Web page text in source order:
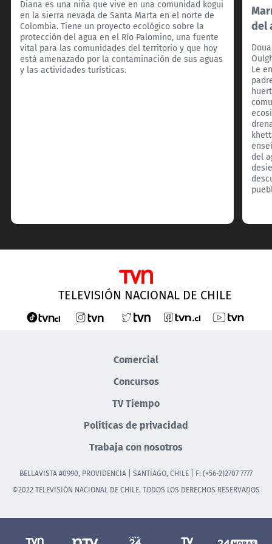
Diana es una niña que vive en una comunidad kogui
en la sierra nevada de Santa Marta en el norte de
Colombia. Tiene un proyecto ecológico sobre la
protección del agua en el Río Palomino, una fuente
vital para las comunidades del territorio y que hoy
está amenazado por la contaminación de sus aguas
y las actividades turísticas.
del
Le
del
TELEVISIÓN NACIONAL DE CHILE
Comercial
Concursos
TV Tiempo
Políticas de privacidad
Trabaja con nosotros
BELLAVISTA #0990, PROVIDENCIA | SANTIAGO, CHILE | F: (+56-2)2707 7777
©2022 TELEVISIÓN NACIONAL DE CHILE. TODOS LOS DERECHOS RESERVADOS